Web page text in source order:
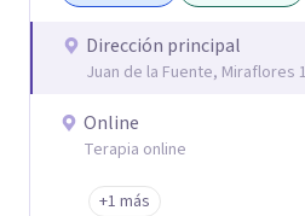
Dirección principal
Juan de la Fuente, Miraflores
Online
Terapia online
+1 más